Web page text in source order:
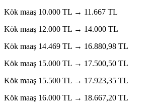
Kök maaş 10.000 TL → 11.667 TL
Kök maaş 12.000 TL → 14.000 TL
Kök maaş 14.469 TL → 16.880,98 TL
Kök maaş 15.000 TL → 17.500,50 TL
Kök maaş 15.500 TL → 17.923,35 TL
Kök maaş 16.000 TL → 18.667,20 TL